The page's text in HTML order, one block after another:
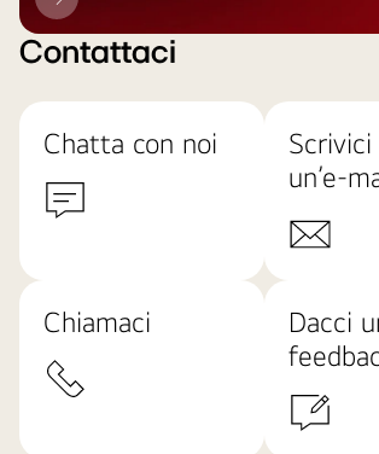
LG
Contattaci
Chatta con noi
Scrivici
un’e-
Chiamaci
Dacci